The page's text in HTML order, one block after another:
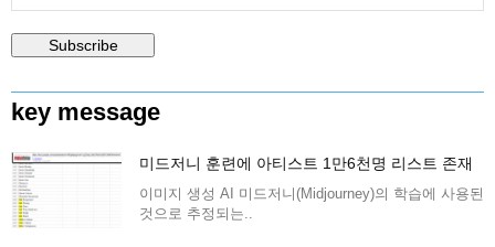
key message
미드저니 훈련에 아티스트 1만6천명 리스트 존재
이미지 생성 AI 미드저니(Midjourney)의 학습에 사용된
것으로 추정되는..